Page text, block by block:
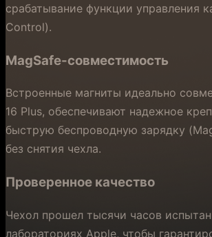
срабатывание функции управления
Control).
MagSafe-совместимость
Встроенные магниты идеально
16 Plus, обеспечивают надежное
быструю беспроводную зарядку
без снятия чехла.
Проверенное качество
Чехол прошел тысячи часов
лабораториях Apple, чтобы